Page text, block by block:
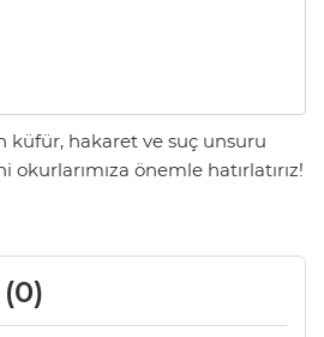
küfür, hakaret ve suç unsuru
önemle hatırlatırız!
0)